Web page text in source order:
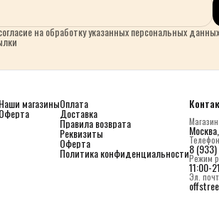
на обработку указанных персональных
Наши магазины
Оферта
Оплата
Доставка
Правила возврата
Реквизиты
Оферта
Политика конфиденциальности
Телефон
8
Режим
11:00-
Эл.